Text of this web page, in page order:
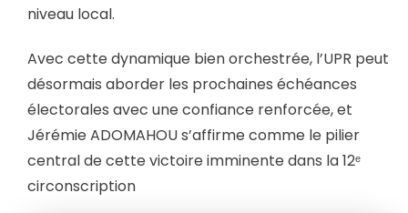
niveau local.
Avec cette dynamique bien orchestrée, l’UPR peut
désormais aborder les prochaines échéances
électorales avec une confiance renforcée, et
Jérémie ADOMAHOU s’affirme comme le pilier
central de cette victoire imminente dans la 12ᵉ
circonscription